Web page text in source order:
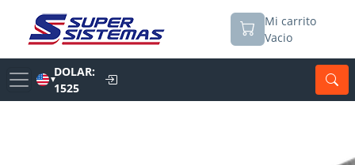
Mi carrito
Vacio
▼
DOLAR:
1525